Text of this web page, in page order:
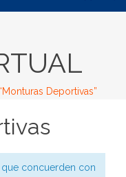
Deportivas”
concuerden con